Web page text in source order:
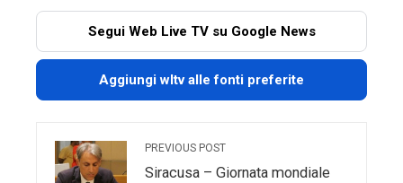
Segui Web Live TV su Google News
Aggiungi wltv alle fonti preferite
PREVIOUS POST
Siracusa – Giornata mondiale